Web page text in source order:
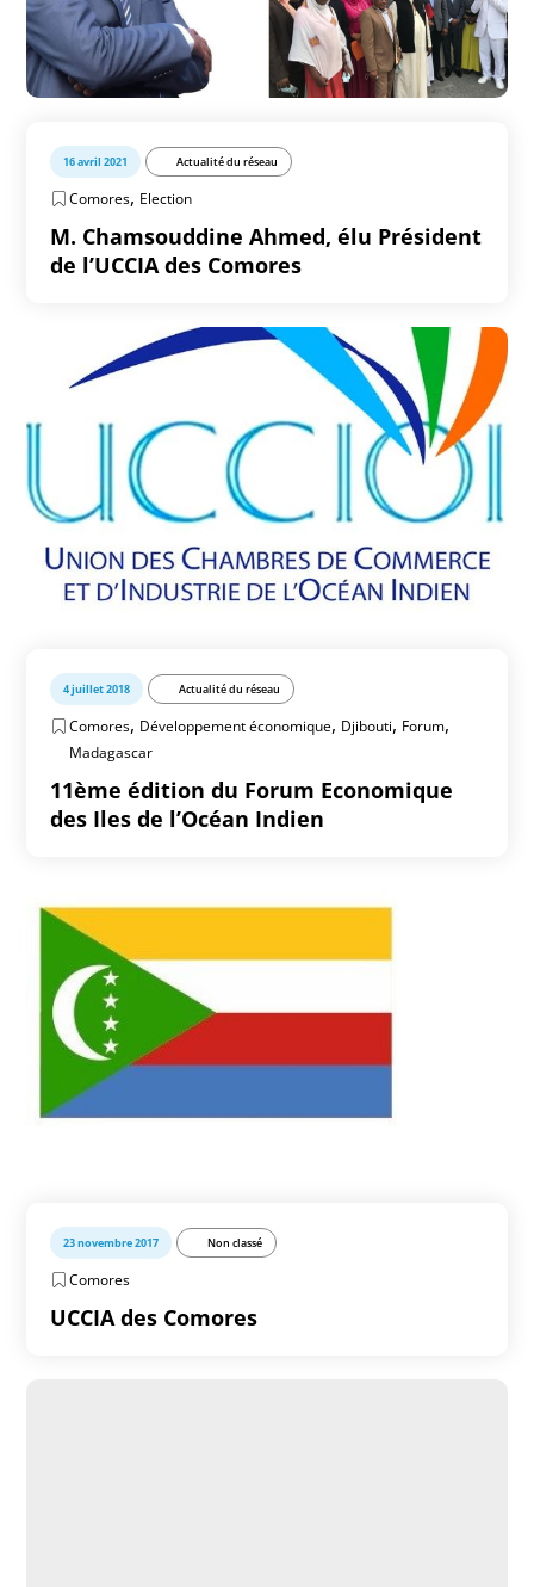
16 avril 2021 Actualité du réseau
Comores, Election
M. Chamsouddine Ahmed, élu Président
de l’UCCIA des Comores
4 juillet 2018 Actualité du réseau
Comores, Développement économique, Djibouti, Forum,
Madagascar
11ème édition du Forum Economique
des Iles de l’Océan Indien
23 novembre 2017 Non classé
Comores
UCCIA des Comores